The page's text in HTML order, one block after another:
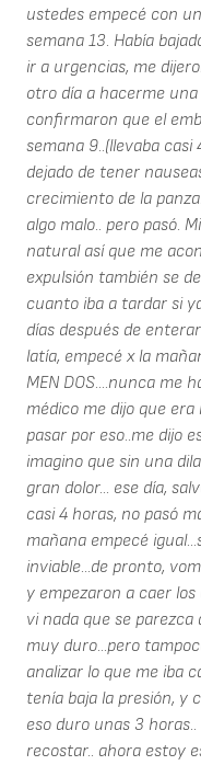
ustedes empecé con
semana 13. Había
ir a urgencias, me
otro día a hacerme
confirmaron que el
semana 9..(llevaba casi
dejado de tener
crecimiento de la
algo malo.. pero pasó.
natural así que me
expulsión también se
cuanto iba a tardar si
días después de
latía, empecé x la
MEN DOS....nunca me
médico me dijo que
pasar por eso..me dijo
imagino que sin una
gran dolor... ese día,
casi 4 horas, no pasó
mañana empecé
inviable...de pronto,
y empezaron a caer
vi nada que se
muy duro...pero
analizar lo que me iba
tenía baja la presión, y
eso duro unas 3
recostar.. ahora estoy